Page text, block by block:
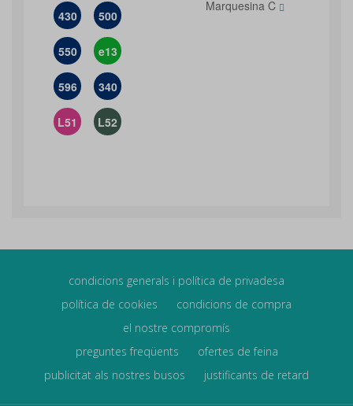
430 500
550 e13
596 340
L51 L52
Marquesina C
condicions generals i política de privadesa
política de cookies
condicions de compra
el nostre compromís
preguntes freqüents
ofertes de feina
publicitat als nostres busos
justificants de retard